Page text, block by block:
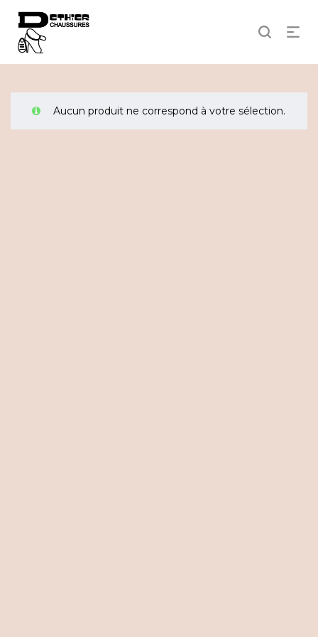
Aucun produit ne correspond à votre sélection.